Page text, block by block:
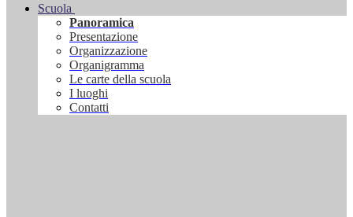
Scuola
Panoramica
Presentazione
Organizzazione
Organigramma
Le carte della scuola
I luoghi
Contatti